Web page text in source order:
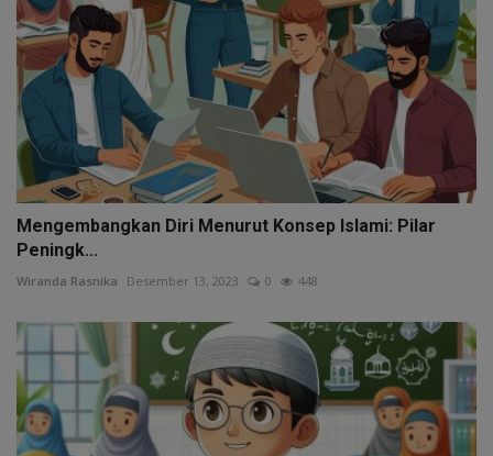
Mengembangkan Diri Menurut Konsep Islami: Pilar
Peningk...
Wiranda Rasnika Desember 13, 2023 0 448